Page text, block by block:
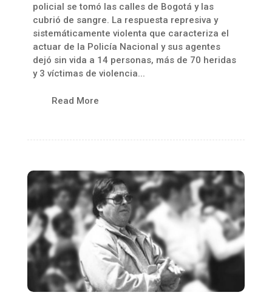
policial se tomó las calles de Bogotá y las
cubrió de sangre. La respuesta represiva y
sistemáticamente violenta que caracteriza el
actuar de la Policía Nacional y sus agentes
dejó sin vida a 14 personas, más de 70 heridas
y 3 víctimas de violencia...
Read More